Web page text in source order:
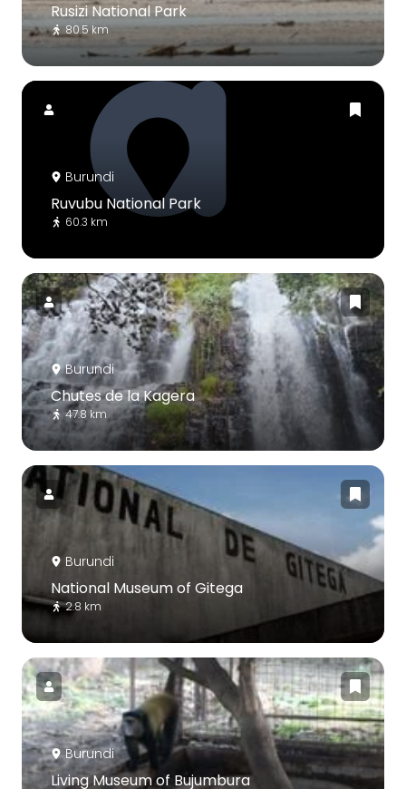
Rusizi National Park
80.5 km
Burundi
Ruvubu National Park
60.3 km
Burundi
Chutes de la Kagera
47.8 km
Burundi
National Museum of Gitega
2.8 km
Burundi
Living Museum of Bujumbura